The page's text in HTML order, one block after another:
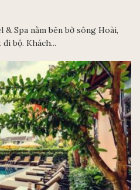
Spa nằm bên bờ sông Hoài,
bộ. Khách...